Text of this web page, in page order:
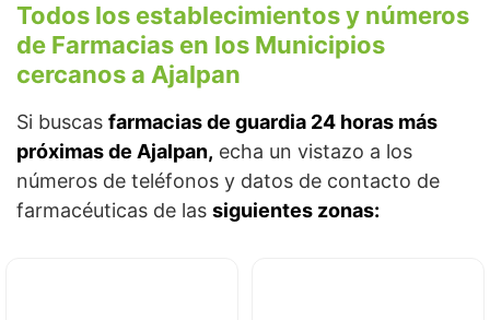
Todos los establecimientos y números
de Farmacias en los Municipios
cercanos a Ajalpan
Si buscas farmacias de guardia 24 horas más
próximas de Ajalpan, echa un vistazo a los
números de teléfonos y datos de contacto de
farmacéuticas de las siguientes zonas: